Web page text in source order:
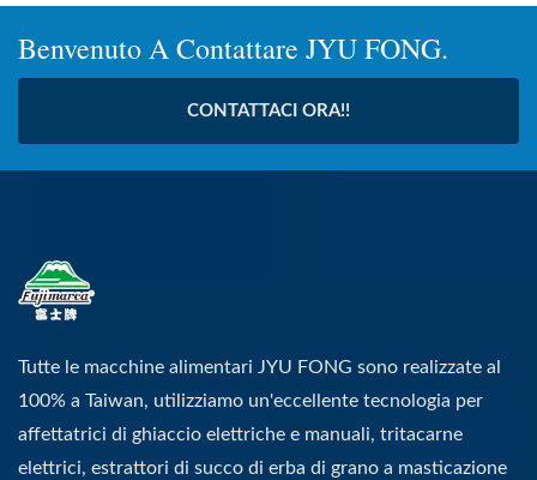
Benvenuto A Contattare JYU FONG.
CONTATTACI ORA!!
Tutte le macchine alimentari JYU FONG sono realizzate al
100% a Taiwan, utilizziamo un'eccellente tecnologia per
affettatrici di ghiaccio elettriche e manuali, tritacarne
elettrici, estrattori di succo di erba di grano a masticazione